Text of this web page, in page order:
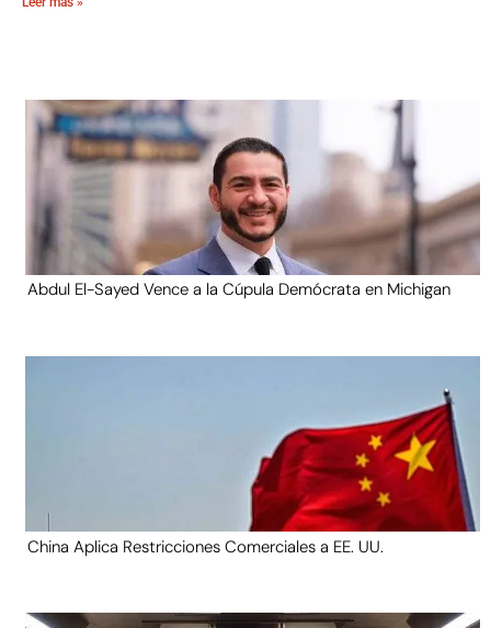
Abdul El-Sayed Vence a la Cúpula Demócrata en Michigan
China Aplica Restricciones Comerciales a EE. UU.